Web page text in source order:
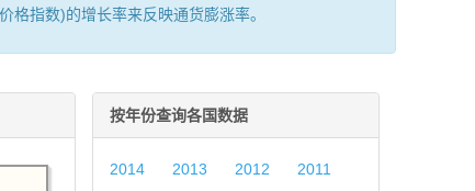
指数)的增长率来反映通货膨涨率。
按年份查询各国数据
2014 2013 2012
2011